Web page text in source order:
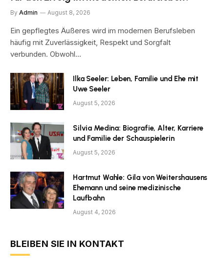
By Admin August 8, 2026
Ein gepflegtes Äußeres wird im modernen Berufsleben
häufig mit Zuverlässigkeit, Respekt und Sorgfalt
verbunden. Obwohl…
Ilka Seeler: Leben, Familie und Ehe mit
Uwe Seeler
August 5, 2026
Silvia Medina: Biografie, Alter, Karriere
und Familie der Schauspielerin
August 5, 2026
Hartmut Wahle: Gila von Weitershausens
Ehemann und seine medizinische
Laufbahn
August 4, 2026
BLEIBEN SIE IN KONTAKT